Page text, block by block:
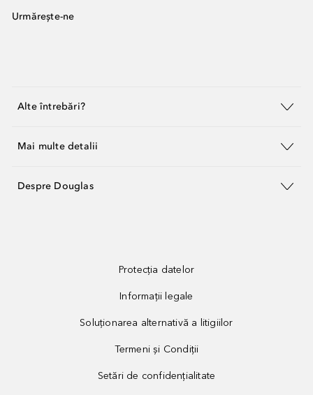
Urmărește-ne
Alte întrebări?
Mai multe detalii
Despre Douglas
Protecția datelor
Informații legale
Soluționarea alternativă a litigiilor
Termeni și Condiții
Setări de confidențialitate